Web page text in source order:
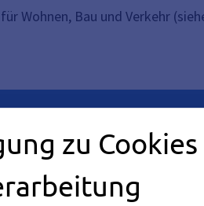
Wohnen, Bau und Verkehr
zu